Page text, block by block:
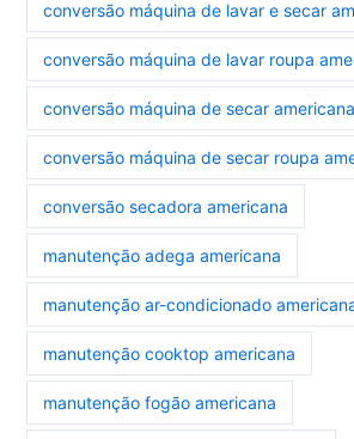
conversão máquina de lavar e secar
conversão máquina de lavar roupa
conversão máquina de secar americana
conversão máquina de secar roupa
conversão secadora americana
manutenção adega americana
manutenção ar-condicionado
manutenção cooktop americana
manutenção fogão americana